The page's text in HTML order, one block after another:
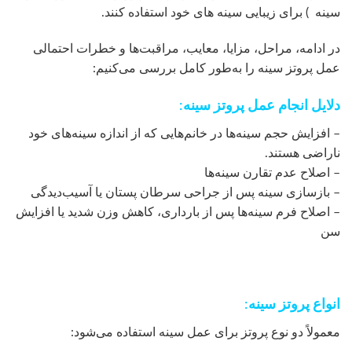
سینه ) برای زیبایی سینه های خود استفاده کنند.
در ادامه، مراحل، مزایا، معایب، مراقبت‌ها و خطرات احتمالی
عمل پروتز سینه را به‌طور کامل بررسی می‌کنیم:
دلایل انجام عمل پروتز سینه:
– افزایش حجم سینه‌ها در خانم‌هایی که از اندازه سینه‌های خود
ناراضی هستند.
– اصلاح عدم تقارن سینه‌ها
– بازسازی سینه پس از جراحی سرطان پستان یا آسیب‌دیدگی
– اصلاح فرم سینه‌ها پس از بارداری، کاهش وزن شدید یا افزایش
سن
انواع پروتز سینه:
معمولاً دو نوع پروتز برای عمل سینه استفاده می‌شود: